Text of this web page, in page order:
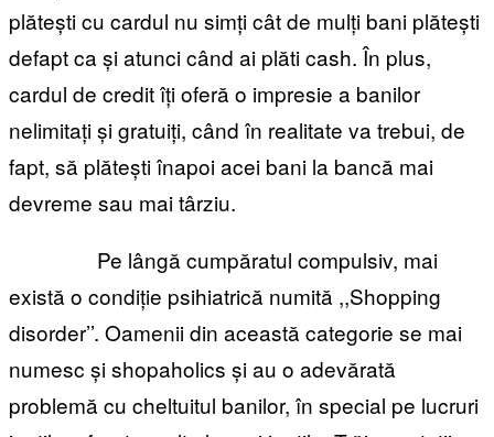
plătești cu cardul nu simți cât de mulți bani plătești
defapt ca și atunci când ai plăti cash. În plus,
cardul de credit îți oferă o impresie a banilor
nelimitați și gratuiți, când în realitate va trebui, de
fapt, să plătești înapoi acei bani la bancă mai
devreme sau mai târziu.
Pe lângă cumpăratul compulsiv, mai
există o condiție psihiatrică numită ,,Shopping
disorder’’. Oamenii din această categorie se mai
numesc și shopaholics și au o adevărată
problemă cu cheltuitul banilor, în special pe lucruri